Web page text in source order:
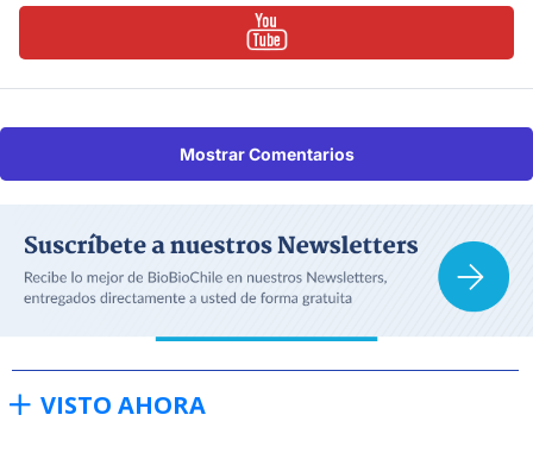
Mostrar Comentarios
VISTO AHORA